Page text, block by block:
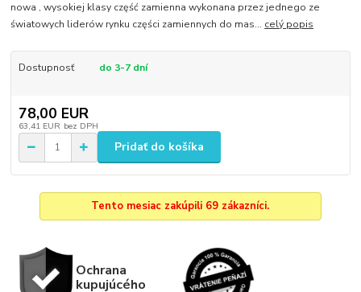
nowa , wysokiej klasy część zamienna wykonana przez jednego ze
światowych liderów rynku części zamiennych do mas... celý popis
Dostupnosť do 3-7 dní
78,00 EUR
63,41 EUR bez DPH
Pridať do košíka
Tento mesiac zakúpili 69 zákazníci.
Ochrana
kupujúcého